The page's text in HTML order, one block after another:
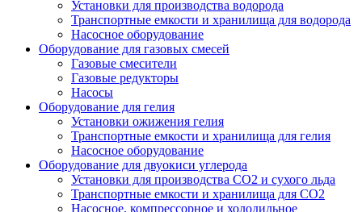
Установки для производства водорода
Транспортные емкости и хранилища для водорода
Насосное оборудование
Оборудование для газовых смесей
Газовые смесители
Газовые редукторы
Насосы
Оборудование для гелия
Установки ожижения гелия
Транспортные емкости и хранилища для гелия
Насосное оборудование
Оборудование для двуокиси углерода
Установки для производства СО2 и сухого льда
Транспортные емкости и хранилища для CO2
Насосное, компрессорное и холодильное